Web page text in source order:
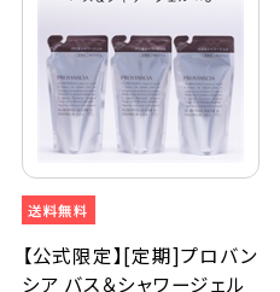
【公式限定】[定期]プロバン
シア バス＆シャワージェル